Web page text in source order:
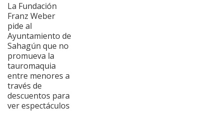
La Fundación
Franz Weber
pide al
Ayuntamiento de
Sahagún que no
promueva la
tauromaquia
entre menores a
través de
descuentos para
ver espectáculos